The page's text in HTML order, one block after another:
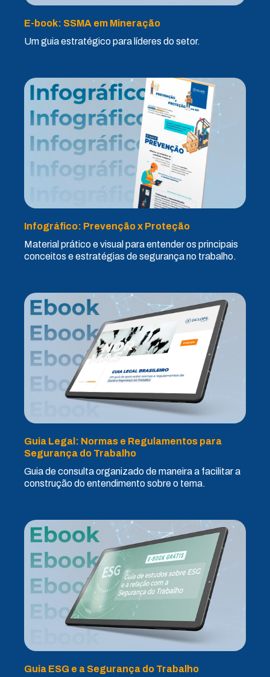
E-book: SSMA em Mineração
Um guia estratégico para líderes do setor.
Infográfico: Prevenção x Proteção
Material prático e visual para entender os principais
conceitos e estratégias de segurança no trabalho.
Guia Legal: Normas e Regulamentos para
Segurança do Trabalho
Guia de consulta organizado de maneira a facilitar a
construção do entendimento sobre o tema.
Guia ESG e a Segurança do Trabalho